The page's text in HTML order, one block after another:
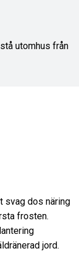
utomhus från
svag dos näring
frosten.
jord.